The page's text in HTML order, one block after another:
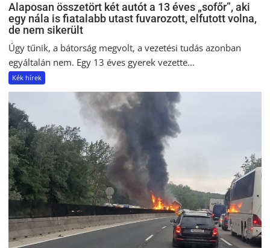
Alaposan összetört két autót a 13 éves „sofőr”, aki
egy nála is fiatalabb utast fuvarozott, elfutott volna,
de nem sikerült
Úgy tűnik, a bátorság megvolt, a vezetési tudás azonban
egyáltalán nem. Egy 13 éves gyerek vezette...
Kék hírek